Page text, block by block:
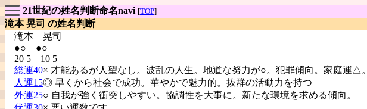
21世紀の姓名判断命名navi [TOP]
滝本 晃司 の姓名判断
滝本 晃司
●○ ●○
20 5 10 5
総運40× 才能あるが人望なし。波乱の人生。地道な努力が○。犯罪傾向。家庭運△。
人運15◎ 早くから社会で成功。華やかで魅力的。抜群の活動力を持つ
外運25○ 自我が強く衝突しやすい。協調性を大事に。新たな環境を求める傾向。